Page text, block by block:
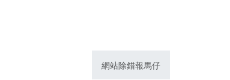
網站除錯報馬仔